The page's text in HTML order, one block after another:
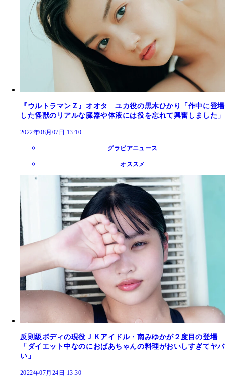
『ウルトラマンＺ』オオタ ユカ役の黒木ひかり「作中に登場
した怪獣のリアルな臓器や体液には役を忘れて興奮しました」
2022年08月07日 13:10
グラビアニュース
オススメ
反則級ボディの現役ＪＫアイドル・南みゆかが２度目の登場
「ダイエット中なのにおばあちゃんの料理がおいしすぎてヤバ
い」
2022年07月24日 13:30